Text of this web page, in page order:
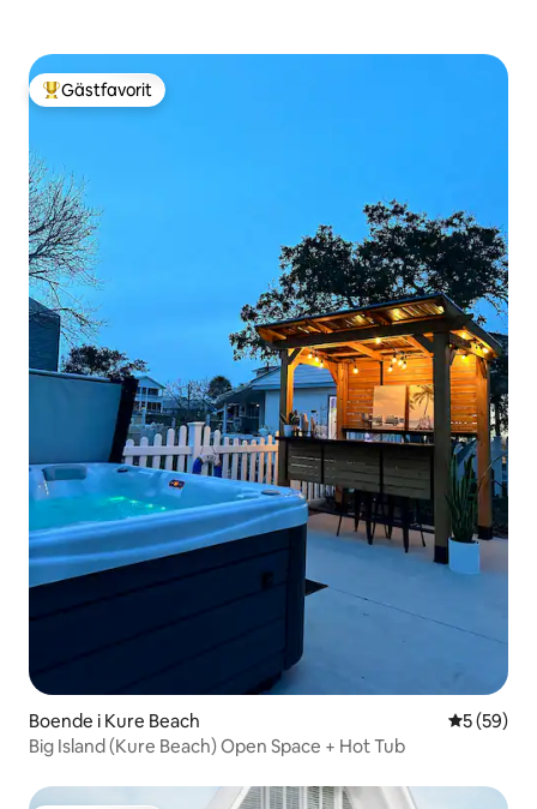
Populär gästfavorit
Gästfavorit
Boende i Kure Beach 5 av 5 i
5 (59)
Big Island (Kure Beach) Open Space + Hot Tub